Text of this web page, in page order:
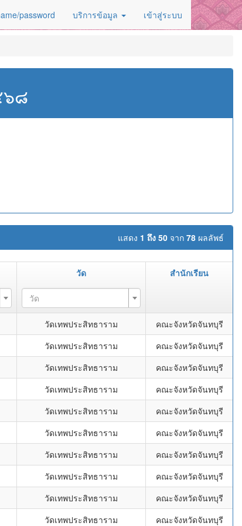
password บริการข้อมูล เข้าสู่ระบบ
๖๘
แสดง 1 ถึง 50 จาก 78 ผลลัพธ์
วัด สำนักเรียน
วัด
วัดเทพประสิทธาราม
คณะจังหวัดจันทบุรี
วัดเทพประสิทธาราม
คณะจังหวัดจันทบุรี
วัดเทพประสิทธาราม
คณะจังหวัดจันทบุรี
วัดเทพประสิทธาราม
คณะจังหวัดจันทบุรี
วัดเทพประสิทธาราม
คณะจังหวัดจันทบุรี
วัดเทพประสิทธาราม
คณะจังหวัดจันทบุรี
วัดเทพประสิทธาราม
คณะจังหวัดจันทบุรี
วัดเทพประสิทธาราม
คณะจังหวัดจันทบุรี
วัดเทพประสิทธาราม
คณะจังหวัดจันทบุรี
วัดเทพประสิทธาราม
คณะจังหวัดจันทบุรี